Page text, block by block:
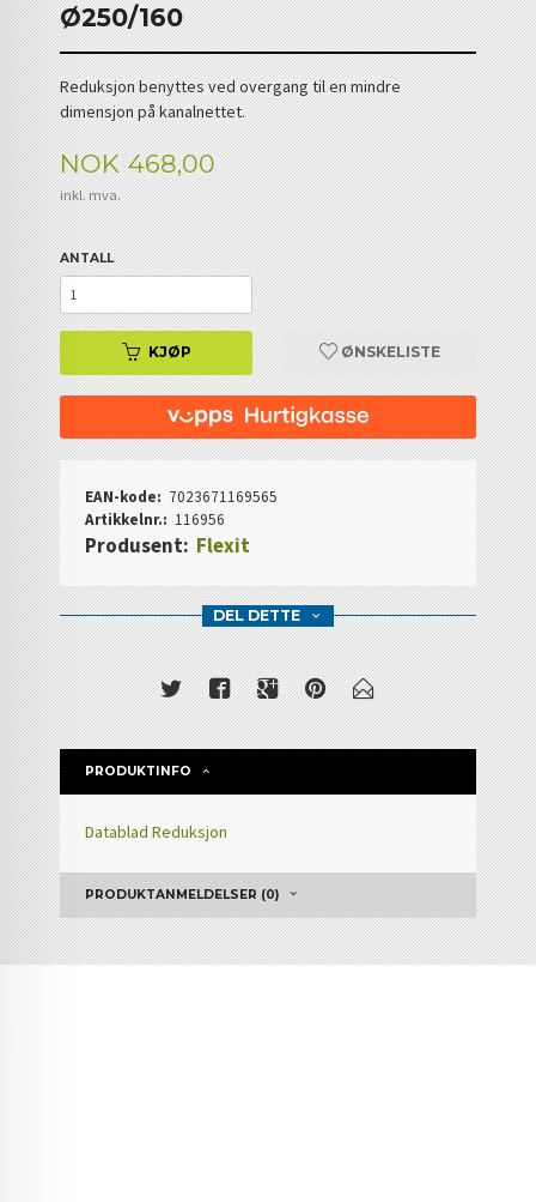
Ø250/160
Reduksjon benyttes ved overgang til en mindre
dimensjon på kanalnettet.
Pris
NOK 468,00
inkl. mva.
ANTALL
KJØP ØNSKELISTE
EAN-kode: 7023671169565
Artikkelnr.: 116956
Produsent: Flexit
DEL DETTE
PRODUKTINFO
Datablad Reduksjon
PRODUKTANMELDELSER (0)